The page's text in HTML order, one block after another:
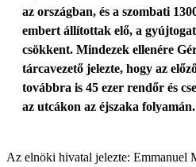
az országban, és a szombati
embert állítottak elő, a
csökkent. Mindezek ellenére
tárcavezető jelezte, hogy az
továbbra is 45 ezer rendőr és
az utcákon az éjszaka folyamán.
Az elnöki hivatal jelezte: Emmanuel